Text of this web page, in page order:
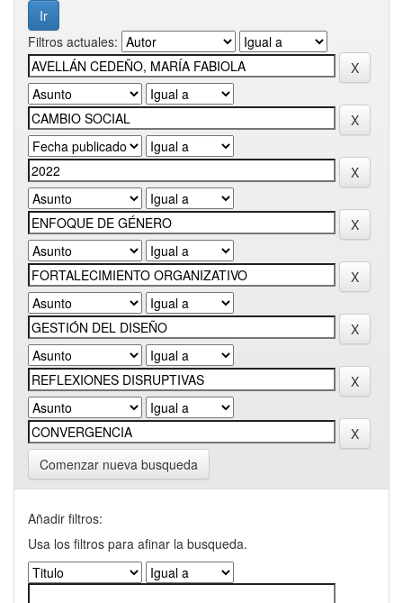
Filtros actuales:
Comenzar nueva busqueda
Añadir filtros:
Usa los filtros para afinar la busqueda.